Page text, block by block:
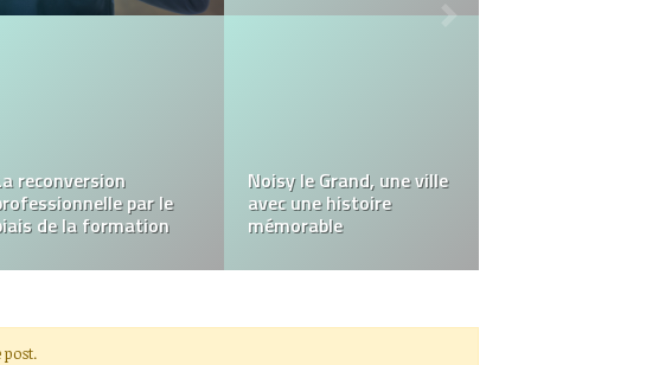
Moonrock CBD :
ce produit est-
si populaire ?
Tout ce que vous devez
savoir sur le CBD
post.